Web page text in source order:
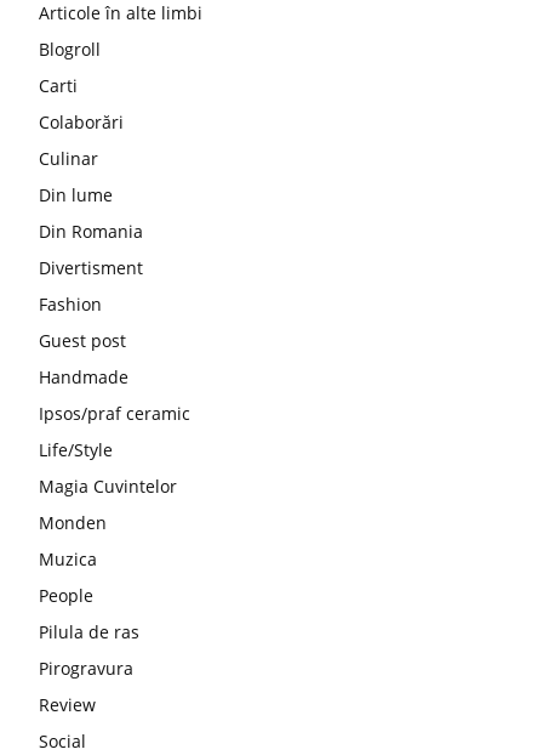
Articole în alte limbi
Blogroll
Carti
Colaborări
Culinar
Din lume
Din Romania
Divertisment
Fashion
Guest post
Handmade
Ipsos/praf ceramic
Life/Style
Magia Cuvintelor
Monden
Muzica
People
Pilula de ras
Pirogravura
Review
Social